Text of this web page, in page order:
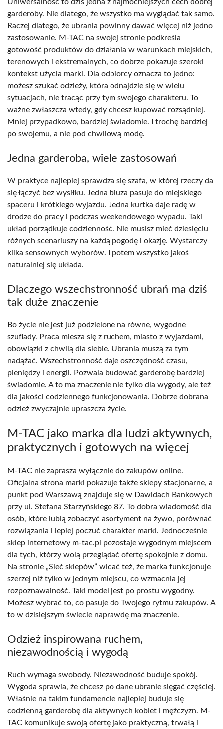
Uniwersalność to dziś jedna z najmocniejszych cech dobrej
garderoby. Nie dlatego, że wszystko ma wyglądać tak samo.
Raczej dlatego, że ubrania powinny dawać więcej niż jedno
zastosowanie. M-TAC na swojej stronie podkreśla
gotowość produktów do działania w warunkach miejskich,
terenowych i ekstremalnych, co dobrze pokazuje szeroki
kontekst użycia marki. Dla odbiorcy oznacza to jedno:
możesz szukać odzieży, która odnajdzie się w wielu
sytuacjach, nie tracąc przy tym swojego charakteru. To
ważne zwłaszcza wtedy, gdy chcesz kupować rozsądniej.
Mniej przypadkowo, bardziej świadomie. I trochę bardziej
po swojemu, a nie pod chwilową modę.
Jedna garderoba, wiele zastosowań
W praktyce najlepiej sprawdza się szafa, w której rzeczy da
się łączyć bez wysiłku. Jedna bluza pasuje do miejskiego
spaceru i krótkiego wyjazdu. Jedna kurtka daje radę w
drodze do pracy i podczas weekendowego wypadu. Taki
układ porządkuje codzienność. Nie musisz mieć dziesięciu
różnych scenariuszy na każdą pogodę i okazję. Wystarczy
kilka sensownych wyborów. I potem wszystko jakoś
naturalniej się układa.
Dlaczego wszechstronność ubrań ma dziś
tak duże znaczenie
Bo życie nie jest już podzielone na równe, wygodne
szuflady. Praca miesza się z ruchem, miasto z wyjazdami,
obowiązki z chwilą dla siebie. Ubrania muszą za tym
nadążać. Wszechstronność daje oszczędność czasu,
pieniędzy i energii. Pozwala budować garderobę bardziej
świadomie. A to ma znaczenie nie tylko dla wygody, ale też
dla jakości codziennego funkcjonowania. Dobrze dobrana
odzież zwyczajnie upraszcza życie.
M-TAC jako marka dla ludzi aktywnych,
praktycznych i gotowych na więcej
M-TAC nie zaprasza wyłącznie do zakupów online.
Oficjalna strona marki pokazuje także sklepy stacjonarne, a
punkt pod Warszawą znajduje się w Dawidach Bankowych
przy ul. Stefana Starzyńskiego 87. To dobra wiadomość dla
osób, które lubią zobaczyć asortyment na żywo, porównać
rozwiązania i lepiej poczuć charakter marki. Jednocześnie
sklep internetowy m-tac.pl pozostaje wygodnym miejscem
dla tych, którzy wolą przeglądać ofertę spokojnie z domu.
Na stronie „Sieć sklepów” widać też, że marka funkcjonuje
szerzej niż tylko w jednym miejscu, co wzmacnia jej
rozpoznawalność. Taki model jest po prostu wygodny.
Możesz wybrać to, co pasuje do Twojego rytmu zakupów. A
to w dzisiejszym świecie naprawdę ma znaczenie.
Odzież inspirowana ruchem,
niezawodnością i wygodą
Ruch wymaga swobody. Niezawodność buduje spokój.
Wygoda sprawia, że chcesz po dane ubranie sięgać częściej.
Właśnie na takim fundamencie najlepiej buduje się
codzienną garderobę dla aktywnych kobiet i mężczyzn. M-
TAC komunikuje swoją ofertę jako praktyczną, trwałą i